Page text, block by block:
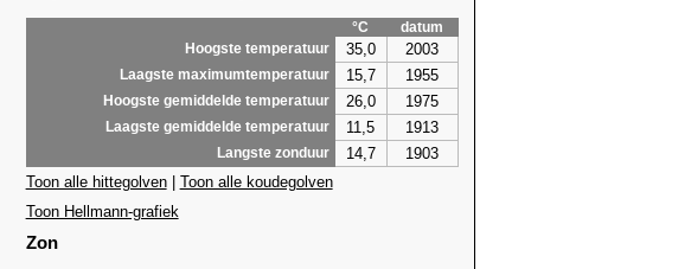
°C
datum
Hoogste temperatuur
35,0 2003
Laagste maximumtemperatuur 15,7 1955
Hoogste gemiddelde temperatuur 26,0 1975
Laagste gemiddelde temperatuur 11,5 1913
Langste zonduur 14,7
1903
Toon alle hittegolven| Toon alle koudegolven
Toon Hellmann-grafiek
Zon